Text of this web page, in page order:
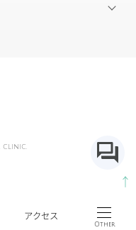
アクセス
Other
clinic.
↑